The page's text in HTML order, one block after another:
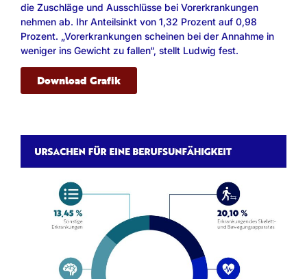
die Zuschläge und Ausschlüsse bei Vorerkrankungen
nehmen ab. Ihr Anteilsinkt von 1,32 Prozent auf 0,98
Prozent. „Vorerkrankungen scheinen bei der Annahme in
weniger ins Gewicht zu fallen“, stellt Ludwig fest.
Download Grafik